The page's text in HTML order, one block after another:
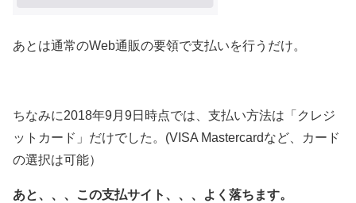
あとは通常のWeb通販の要領で支払いを行うだけ。
ちなみに2018年9月9日時点では、支払い方法は「クレジ
ットカード」だけでした。(VISA Mastercardなど、カード
の選択は可能）
あと、、、この支払サイト、、、よく落ちます。